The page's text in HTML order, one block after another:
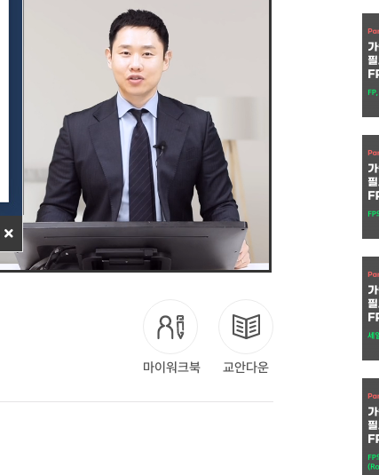
마이워크북 교안다운